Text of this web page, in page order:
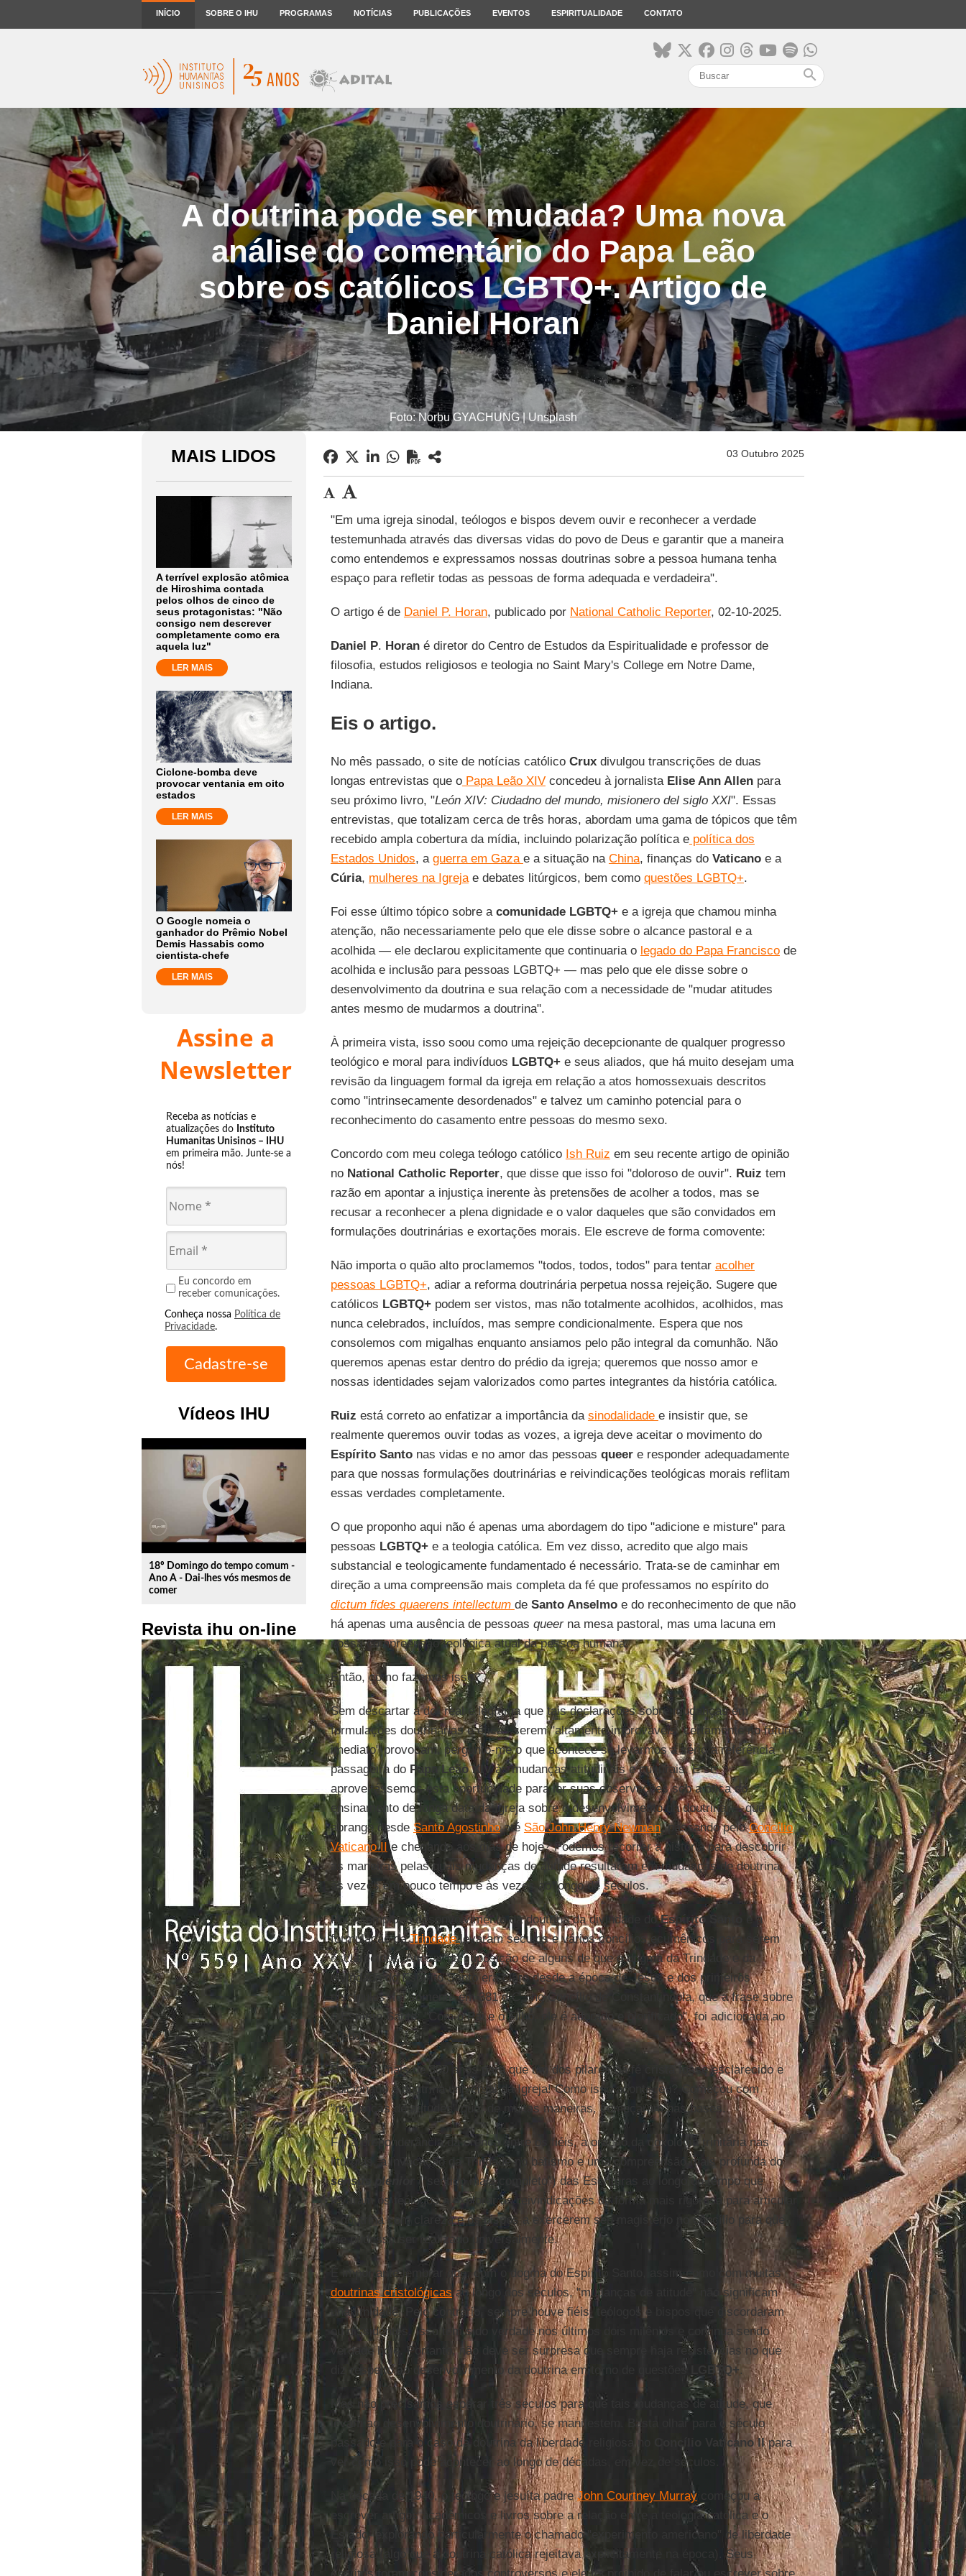
INÍCIO SOBRE O IHU PROGRAMAS NOTÍCIAS PUBLICAÇÕES EVENTOS ESPIRITUALIDADE CONTATO
search
A doutrina pode ser mudada? Uma nova
análise do comentário do Papa Leão
sobre os católicos LGBTQ+. Artigo de
Daniel Horan
Foto: Norbu GYACHUNG | Unsplash
MAIS LIDOS
A terrível explosão atômica
de Hiroshima contada
pelos olhos de cinco de
seus protagonistas: "Não
consigo nem descrever
completamente como era
aquela luz"
LER MAIS
Ciclone-bomba deve
provocar ventania em oito
estados
LER MAIS
O Google nomeia o
ganhador do Prêmio Nobel
Demis Hassabis como
cientista-chefe
LER MAIS
Assine a
Newsletter
Receba as notícias e
atualizações do Instituto
Humanitas Unisinos – IHU
em primeira mão. Junte-se a
nós!
Eu concordo em
receber comunicações.
Conheça nossa Política de
Privacidade.
Vídeos IHU
play_circle_outline
18º Domingo do tempo comum -
Ano A - Dai-lhes vós mesmos de
comer
Revista ihu on-line
03 Outubro 2025
"Em uma igreja sinodal, teólogos e bispos devem ouvir e reconhecer a verdade
testemunhada através das diversas vidas do povo de Deus e garantir que a maneira
como entendemos e expressamos nossas doutrinas sobre a pessoa humana tenha
espaço para refletir todas as pessoas de forma adequada e verdadeira".
O artigo é de Daniel P. Horan, publicado por National Catholic Reporter, 02-10-2025.
Daniel P. Horané diretor do Centro de Estudos da Espiritualidade e professor de
filosofia, estudos religiosos e teologia no Saint Mary's College em Notre Dame,
Indiana.
Eis o artigo.
No mês passado, o site de notícias católico Cruxdivulgou transcrições de duas
longas entrevistas que oPapa Leão XIVconcedeu à jornalista Elise Ann Allenpara
seu próximo livro, "León XIV: Ciudadno del mundo, misionero del siglo XXI". Essas
entrevistas, que totalizam cerca de três horas, abordam uma gama de tópicos que têm
recebido ampla cobertura da mídia, incluindo polarização política epolítica dos
Estados Unidos, a guerra em Gaza e a situação na China, finanças do Vaticanoe a
Cúria, mulheres na Igrejae debates litúrgicos, bem como questões LGBTQ+.
Foi esse último tópico sobre a comunidade LGBTQ+e a igreja que chamou minha
atenção, não necessariamente pelo que ele disse sobre o alcance pastoral e a
acolhida — ele declarou explicitamente que continuaria o legado do Papa Franciscode
acolhida e inclusão para pessoas LGBTQ+ — mas pelo que ele disse sobre o
desenvolvimento da doutrina e sua relação com a necessidade de "mudar atitudes
antes mesmo de mudarmos a doutrina".
À primeira vista, isso soou como uma rejeição decepcionante de qualquer progresso
teológico e moral para indivíduos LGBTQ+e seus aliados, que há muito desejam uma
revisão da linguagem formal da igreja em relação a atos homossexuais descritos
como "intrinsecamente desordenados" e talvez um caminho potencial para o
reconhecimento do casamento entre pessoas do mesmo sexo.
Concordo com meu colega teólogo católico Ish Ruiz em seu recente artigo de opinião
no National Catholic Reporter, que disse que isso foi "doloroso de ouvir". Ruiz tem
razão em apontar a injustiça inerente às pretensões de acolher a todos, mas se
recusar a reconhecer a plena dignidade e o valor daqueles que são convidados em
formulações doutrinárias e exortações morais. Ele escreve de forma comovente:
Não importa o quão alto proclamemos "todos, todos, todos" para tentar acolher
pessoas LGBTQ+, adiar a reforma doutrinária perpetua nossa rejeição. Sugere que
católicos LGBTQ+podem ser vistos, mas não totalmente acolhidos, acolhidos, mas
nunca celebrados, incluídos, mas sempre condicionalmente. Espera que nos
consolemos com migalhas enquanto ansiamos pelo pão integral da comunhão. Não
queremos apenas estar dentro do prédio da igreja; queremos que nosso amor e
nossas identidades sejam valorizados como partes integrantes da história católica.
Ruiz está correto ao enfatizar a importância da sinodalidade e insistir que, se
realmente queremos ouvir todas as vozes, a igreja deve aceitar o movimento do
Espírito Santonas vidas e no amor das pessoas queere responder adequadamente
para que nossas formulações doutrinárias e reivindicações teológicas morais reflitam
essas verdades completamente.
O que proponho aqui não é apenas uma abordagem do tipo "adicione e misture" para
pessoas LGBTQ+e a teologia católica. Em vez disso, acredito que algo mais
substancial e teologicamente fundamentado é necessário. Trata-se de caminhar em
direção a uma compreensão mais completa da fé que professamos no espírito do
dictum fides quaerens intellectum de Santo Anselmoe do reconhecimento de que não
há apenas uma ausência de pessoas queerna mesa pastoral, mas uma lacuna em
nossa compreensão teológica atual da pessoa humana.
Então, como fazemos isso?
Sem descartar a dor real e legítima que tais declarações sobre mudanças em
formulações doutrinárias e éticas serem "altamente improváveis, certamente no futuro
imediato" provocam, pergunto-me o que acontece se levarmos a sério a referência
passageira do Papa Leão XIVàs mudanças atitudinais e culturais. E se
aproveitássemos esta oportunidade para ler suas observações sob a ótica do
ensinamento de longa data da Igreja sobre o desenvolvimento da doutrina — que
abrange desde Santo Agostinhoaté São John Henry Newman, passando peloConcílio
Vaticano IIe chegando aos dias de hoje? Podemos recorrer à história para descobrir
as maneiras pelas quais mudanças de atitude resultaram em mudanças de doutrina,
às vezes em pouco tempo e às vezes ao longo de séculos.
Por exemplo, o desenvolvimento da doutrina da divindade doEspírito Santo
e a
formulação daTrindadelevaram séculos e vários concílios ecumênicos para serem
esclarecidos. Apesar da suposição de alguns de que o dogma da Trindade e da
divindade do Espírito Santo era claro desde a época de Jesus e dos primeiros
discípulos, foi somente em 381 d.C., no Concílio de Constantinopla, que a frase sobre
o Espírito Santo: "Com o Pai e o Filho, ele é adorado e glorificado", foi adicionada ao
credo.
Demorou mais de 300 anos para que um dos pilares da fé cristã fosse esclarecido e
adicionado à doutrina universal da Igreja! Como isso aconteceu? Começou com
"mudanças de atitudes" que, de muitas maneiras, começaram nas bases.
Foi a preponderância da crença entre os fiéis, a oração da doxologia trinitária nas
liturgias, a invocação da Trindade no batismo e uma compreensão mais profunda do
sensus plenior
("sentido mais completo") das Escrituras ao longo do tempo que
levaram os teólogos a explorar as reivindicações de forma mais rigorosa para articular
a doutrina com clareza e os bispos a exercerem seu magistério no concílio para que
ele pudesse ser realizado universalmente.
É importante lembrar que, com o dogma do Espírito Santo, assim como com muitas
doutrinas cristológicasao longo dos séculos, "mudanças de atitude" não significam
unanimidade. Pelo contrário, sempre houve fiéis, teólogos e bispos que discordaram
ou dissidentes. Isso tem sido verdade nos últimos dois milênios e continua sendo
verdade hoje. Portanto, não deve ser surpresa que sempre haja resistências no que
diz respeito ao desenvolvimento da doutrina em torno de questões
LGBTQ+.
Mas não precisamos esperar três séculos para que tais mudanças de atitude, que
levam ao desenvolvimento doutrinário, se manifestem. Basta olhar para o século
passado e para o caso da doutrina da liberdade religiosa no
Concílio Vaticano IIpara
ver como isso pode acontecer ao longo de décadas, em vez de séculos.
Na década de 1940, o teólogo e jesuíta padreJohn Courtney Murraycomeçou a
escrever artigos acadêmicos e livros sobre a relação entre a teologia católica e o
Estado, explorando particularmente o chamado "experimento americano" de liberdade
religiosa (algo que a doutrina católica rejeitava explicitamente na época). Seus